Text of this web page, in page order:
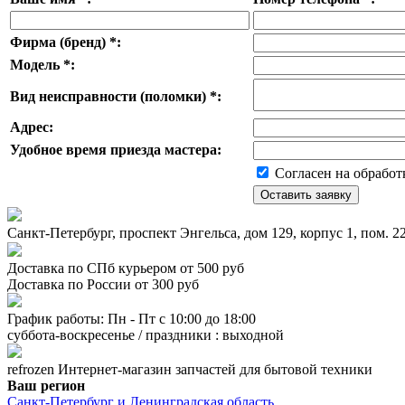
Фирма (бренд) *:
Модель *:
Вид неисправности (поломки) *:
Адрес:
Удобное время приезда мастера:
Согласен на
Санкт-Петербург, проспект Энгельса, дом 129, корпус 1, пом.
Доставка по СПб курьером от 500 руб
Доставка по России от 300 руб
График работы: Пн - Пт с 10:00 до 18:00
суббота-воскресенье / праздники : выходной
refrozen Интернет-магазин запчастей для бытовой техники
Ваш регион